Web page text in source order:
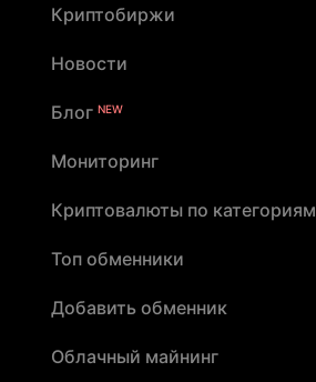
Криптобиржи
Новости
Блог NEW
Мониторинг
Криптовалюты по категориям
Топ обменники
Добавить обменник
Облачный майнинг